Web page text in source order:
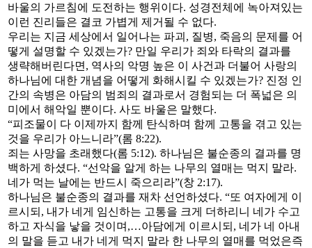
바울의 가르침에 도전하는 행위이다. 성경전체에 녹아져있는
이런 진리들은 결코 가볍게 제거될 수 없다.
우리는 지금 세상에서 일어나는 파괴, 질병, 죽음의 문제를 어
떻게 설명할 수 있겠는가? 만일 우리가 죄와 타락의 결과를
생략해버린다면, 역사의 악명 높은 이 사건과 더불어 사랑의
하나님에 대한 개념을 어떻게 화해시킬 수 있겠는가? 진정 인
간의 속병은 아담의 범죄의 결과로서 경험되는 더 폭넓은 의
미에서 해악일 뿐이다. 사도 바울은 말했다.
“피조물이 다 이제까지 함께 탄식하며 함께 고통을 겪고 있는
것을 우리가 아느니라”(롬 8:22).
죄는 사망을 초래했다(롬 5:12). 하나님은 불순종의 결과를 명
백하게 하셨다. “선악을 알게 하는 나무의 열매는 먹지 말라.
네가 먹는 날에는 반드시 죽으리라”(창 2:17).
하나님은 불순종의 결과를 재차 선언하셨다. “또 여자에게 이
르시되, 내가 네게 임신하는 고통을 크게 더하리니 네가 수고
하고 자식을 낳을 것이며,…아담에게 이르시되, 네가 네 아내
의 말을 듣고 내가 네게 먹지 말라 한 나무의 열매를 먹었은즉